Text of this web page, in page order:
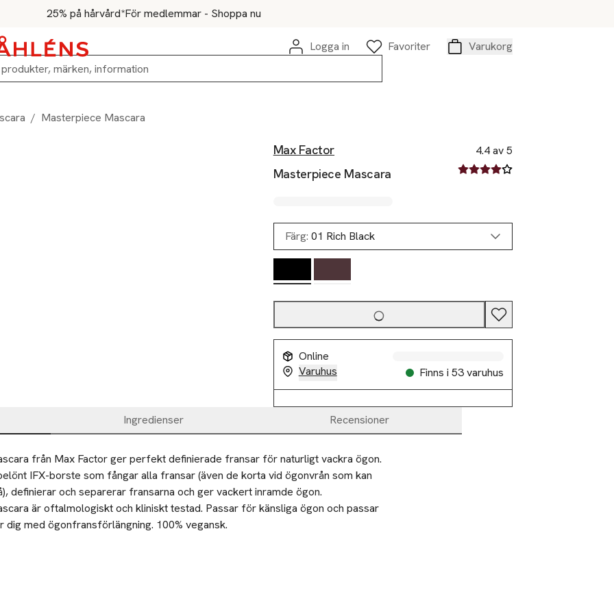
25% på hårvård*För medlemmar - Shoppa nu
Logga in
Favoriter
Varukorg
/ Masterpiece Mascara
Max Factor
Masterpiece Mascara
4.4 av 5
4.4 av fem stjärnor
Färg: 01 Rich Black
Online
Varuhus
Finns i 53 varuhus
Ingredienser Recensioner
från Max Factor ger perfekt definierade fransar för naturligt vackra ögon.
IFX-borste som fångar alla fransar (även de korta vid ögonvrån som kan
definierar och separerar fransarna och ger vackert inramde ögon.
är oftalmologiskt och kliniskt testad. Passar för känsliga ögon och passar
med ögonfransförlängning. 100% vegansk.
fransarna
ögon